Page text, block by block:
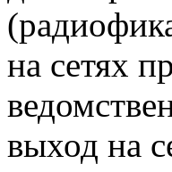
на сетях
выход на